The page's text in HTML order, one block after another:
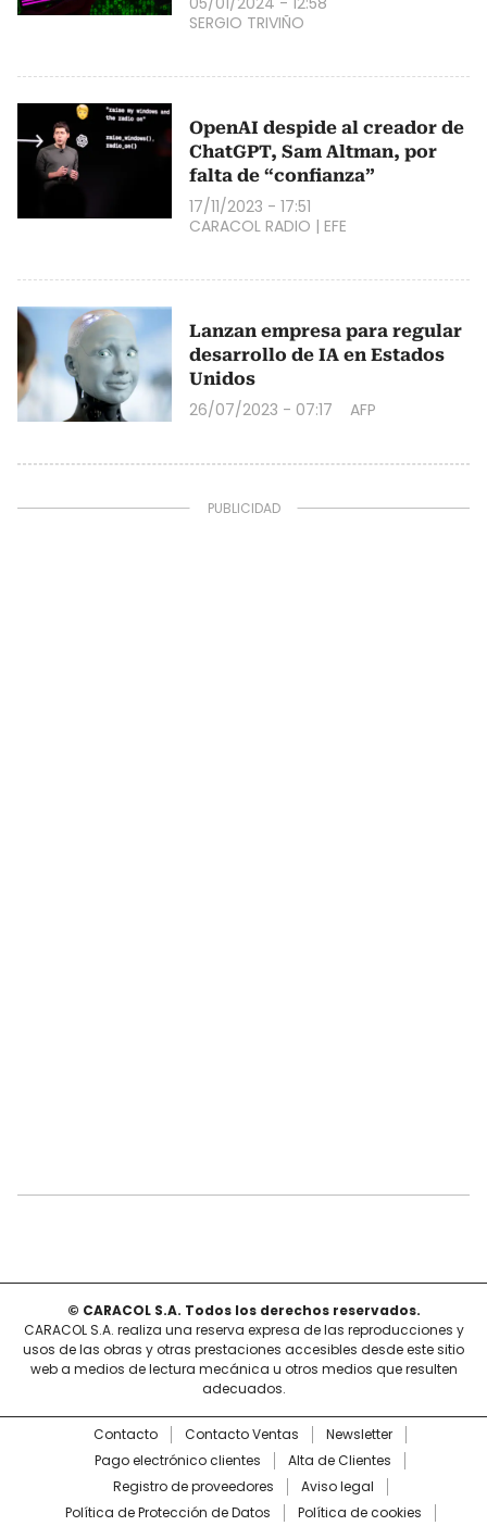
SERGIO TRIVIÑO
OpenAI despide al creador de
ChatGPT, Sam Altman, por
falta de “confianza”
17/11/2023 - 17:51
CARACOL RADIO | EFE
Lanzan empresa para regular
desarrollo de IA en Estados
Unidos
26/07/2023 - 07:17 AFP
© CARACOL S.A. Todos los derechos reservados.
CARACOL S.A. realiza una reserva expresa de las reproducciones y
usos de las obras y otras prestaciones accesibles desde este sitio
web a medios de lectura mecánica u otros medios que resulten
adecuados.
Contacto Contacto Ventas
Newsletter
Pago electrónico clientes
Alta de Clientes
Registro de proveedores
Aviso legal
Política de Protección de Datos
Política de cookies